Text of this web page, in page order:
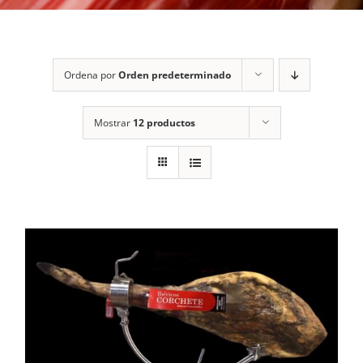
Ordena porOrden predeterminado
Mostrar 12 productos